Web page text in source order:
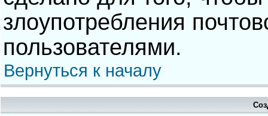
злоупотребления
пользователями.
Вернуться к началу